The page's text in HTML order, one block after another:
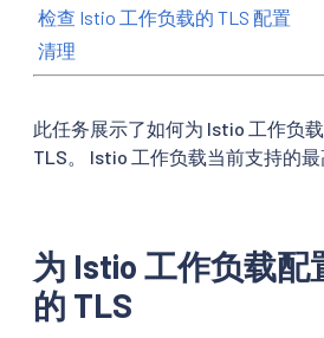
检查 Istio 工作负载的 TLS 配置
清理
此任务展示了如何为 Istio 工作负
TLS。 Istio 工作负载当前支持的最
为 Istio 工作负载配
的 TLS